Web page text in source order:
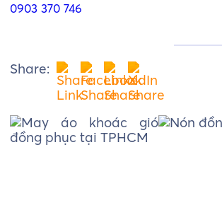
0903 370 746
Share: